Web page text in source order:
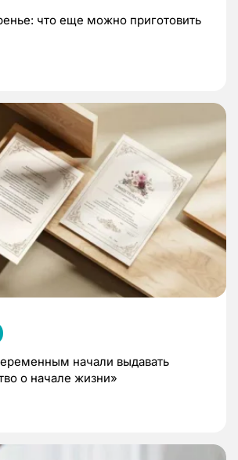
что еще можно приготовить
начали выдавать
о начале жизни»